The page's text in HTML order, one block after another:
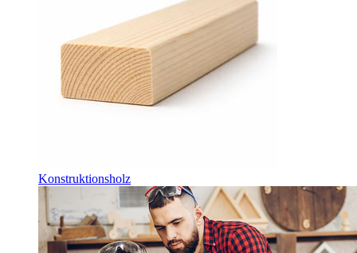
Konstruktionsholz